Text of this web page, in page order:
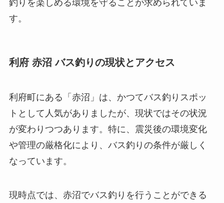
釣りを楽しめる環境を守ることが求められていま
す。
利府 赤沼 バス釣りの現状とアクセス
利府町にある「赤沼」は、かつてバス釣りスポッ
トとして人気がありましたが、現状ではその状況
が変わりつつあります。特に、震災後の環境変化
や管理の厳格化により、バス釣りの条件が厳しく
なっています。
現時点では、赤沼でバス釣りを行うことができる